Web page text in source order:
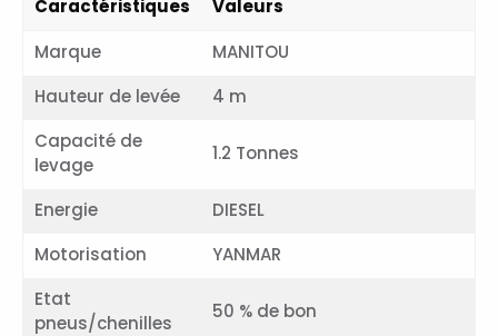
Caractéristiques
Valeurs
Marque
MANITOU
Hauteur de levée
4 m
Capacité de
levage
1.2 Tonnes
Energie
DIESEL
Motorisation
YANMAR
Etat
pneus/chenilles
50 % de bon